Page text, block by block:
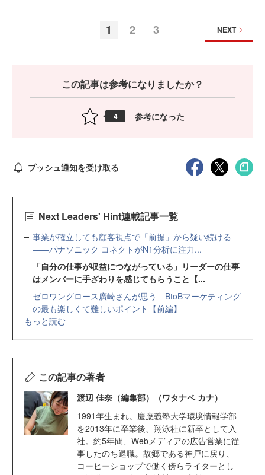
1 2 3 NEXT
この記事は参考になりましたか？
4 参考になった
プッシュ通知を受け取る
Next Leaders' Hint連載記事一覧
事業が確立しても顧客視点で「前提」から疑い続ける
――パナソニック コネクトがN1分析に注力...
「自分の仕事が収益につながっている」リーダーの仕事
はメンバーに手ざわりを感じてもらうこと【...
ゼロワングロース廣崎さんが思う BtoBマーケティング
の最も楽しくて難しいポイント【前編】
もっと読む
この記事の著者
渡辺 佳奈（編集部）（ワタナベ カナ）
1991年生まれ。慶應義塾大学環境情報学部
を2013年に卒業後、翔泳社に新卒として入
社。約5年間、Webメディアの広告営業に従
事したのち退職。故郷である神戸に戻り、
コーヒーショップで働く傍らライターとし